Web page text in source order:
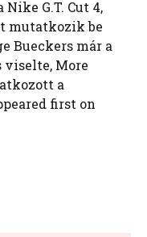
G.T. Cut 4,
mutatkozik be
Bueckers már a
viselte, More
a
first on